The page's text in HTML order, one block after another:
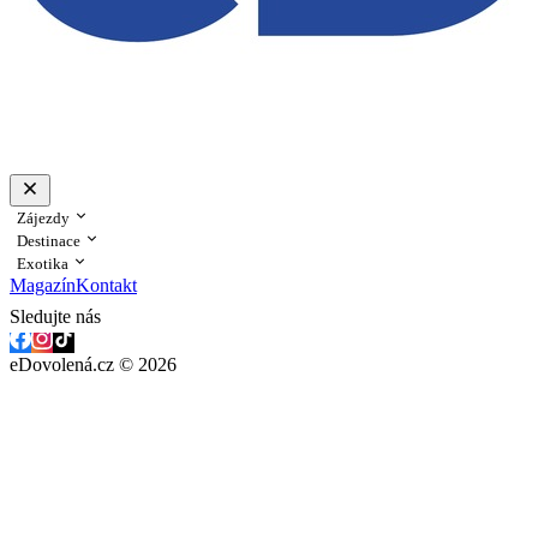
Zájezdy
Destinace
Exotika
MagazínKontakt
Sledujte nás
eDovolená.cz © 2026